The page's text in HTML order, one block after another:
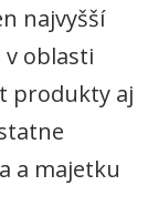
najvyšší
oblasti
produkty aj
a majetku